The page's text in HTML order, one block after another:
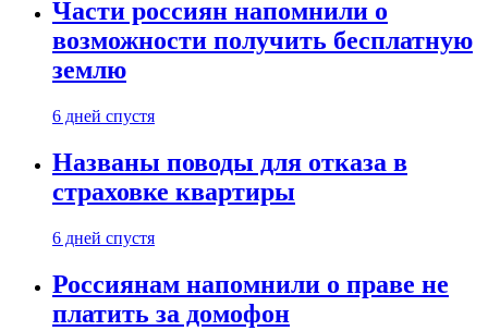
Части россиян напомнили о
возможности получить бесплатную
землю
6 дней спустя
Названы поводы для отказа в
страховке квартиры
6 дней спустя
Россиянам напомнили о праве не
платить за домофон